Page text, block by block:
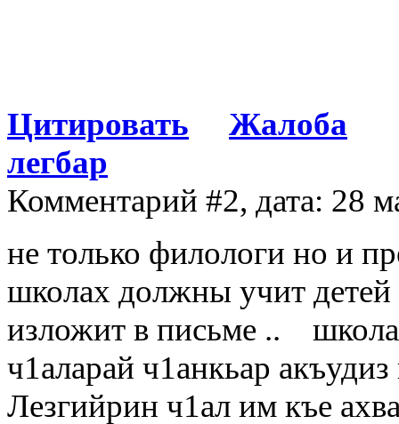
Цитировать
Жалоба
легбар
Комментарий #2, дата: 28
не только филологи но и
школах должны учит
изложит в письме ..
ч1аларай ч1анкьар
Лезгийрин ч1ал им къе